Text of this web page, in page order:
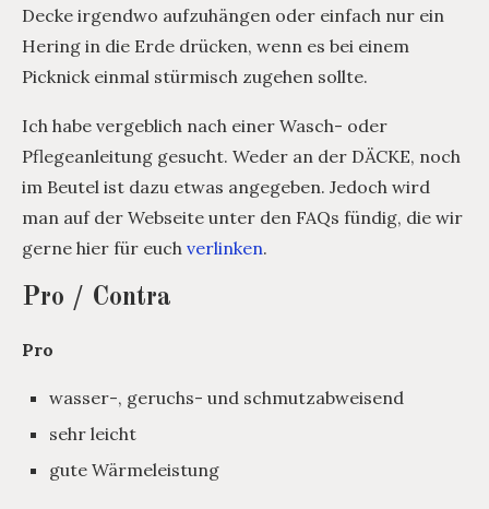
Decke irgendwo aufzuhängen oder einfach nur ein
Hering in die Erde drücken, wenn es bei einem
Picknick einmal stürmisch zugehen sollte.
Ich habe vergeblich nach einer Wasch- oder
Pflegeanleitung gesucht. Weder an der DÄCKE, noch
im Beutel ist dazu etwas angegeben. Jedoch wird
man auf der Webseite unter den FAQs fündig, die wir
gerne hier für euch verlinken.
Pro / Contra
Pro
wasser-, geruchs- und schmutzabweisend
sehr leicht
gute Wärmeleistung